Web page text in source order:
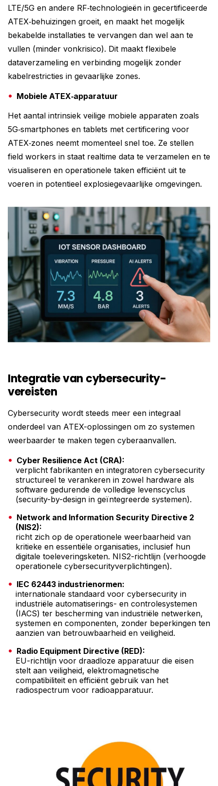
LTE/5G en andere RF‑technologieën in gecertificeerde
ATEX‑behuizingen groeit, en maakt het mogelijk
bekabelde installaties te vervangen dan wel aan te
vullen (minder vonkrisico). Dit maakt flexibele
dataverzameling en verbinding mogelijk zonder
kabelrestricties in gevaarlijke zones.
Mobiele ATEX‑apparatuur
Het aantal intrinsiek veilige mobiele apparaten zoals
5G‑smartphones en tablets met certificering voor
ATEX‑zones neemt momenteel snel toe. Ze stellen
field workers in staat realtime data te verzamelen en te
visualiseren en operationele taken efficiënt uit te
voeren in potentieel explosiegevaarlijke omgevingen.
Integratie van cybersecurity-
vereisten
Cybersecurity wordt steeds meer een integraal
onderdeel van ATEX-oplossingen om zo systemen
weerbaarder te maken tegen cyberaanvallen.
Cyber Resilience Act (CRA):
verplicht fabrikanten en integratoren cybersecurity
structureel te verankeren in zowel hardware als
software gedurende de volledige levenscyclus
(security-by-design in geïntegreerde systemen).
Network and Information Security Directive 2
(NIS2):
richt zich op de operationele weerbaarheid van
kritieke en essentiële organisaties, inclusief hun
digitale toeleveringsketen. NIS2-richtlijn (verhoogde
operationele cybersecurityverplichtingen).
IEC 62443 industrienormen:
internationale standaard voor cybersecurity in
industriële automatiserings- en controlesystemen
(IACS) ter bescherming van industriële netwerken,
systemen en componenten, zonder beperkingen ten
aanzien van betrouwbaarheid en veiligheid.
Radio Equipment Directive (RED):
EU-richtlijn voor draadloze apparatuur die eisen
stelt aan veiligheid, elektromagnetische
compatibiliteit en efficiënt gebruik van het
radiospectrum voor radioapparatuur.